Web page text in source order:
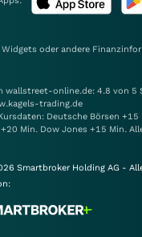
Widgets oder andere
wallstreet-online.de: 4.8 von 5
trading.de
Deutsche Börsen +15
+20 Min. Dow Jones +15 Min.
Smartbroker Holding AG -